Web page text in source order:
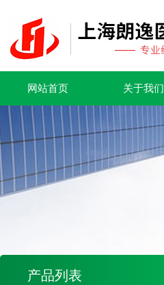
网站首页 关于我们
产品列表